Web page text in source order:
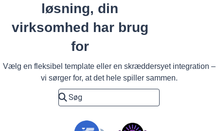
løsning, din
virksomhed har brug
for
Vælg en fleksibel template eller en skræddersyet integration –
vi sørger for, at det hele spiller sammen.